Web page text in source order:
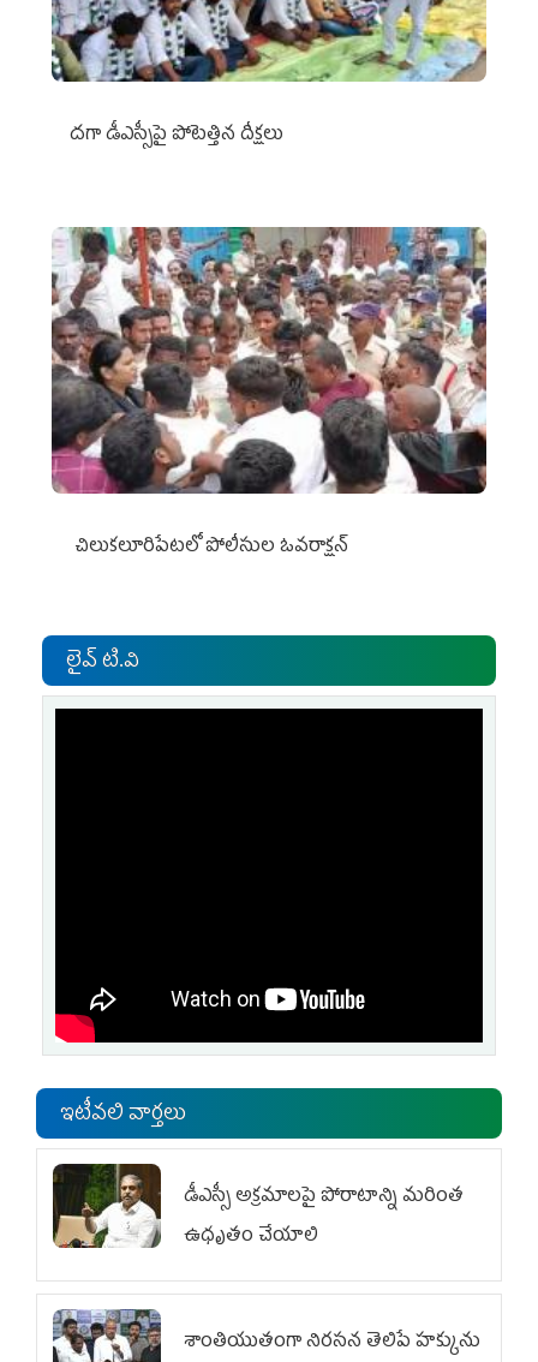
దగా డీఎస్సీపై పోటెత్తిన దీక్షలు
చిలుక‌లూరిపేట‌లో పోలీసుల ఓవ‌రాక్ష‌న్‌
లైవ్ టి.వి
ఇటీవలి వార్తలు
డీఎస్సీ అక్రమాలపై పోరాటాన్ని మరింత
ఉధృతం చేయాలి
శాంతియుతంగా నిరసన తెలిపే హక్కును